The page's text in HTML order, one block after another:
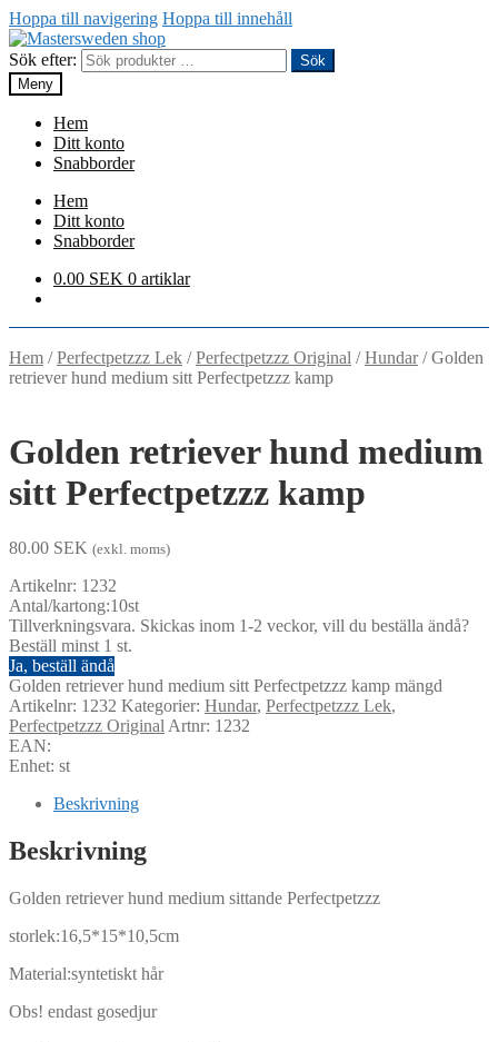
Hoppa till navigering Hoppa till innehåll
Sök efter:
Sök
Meny
Hem
Ditt konto
Snabborder
Hem
Ditt konto
Snabborder
0.00 SEK 0 artiklar
Hem /Perfectpetzzz Lek /Perfectpetzzz Original /Hundar/Golden
retriever hund medium sitt Perfectpetzzz kamp
Golden retriever hund medium
sitt Perfectpetzzz kamp
80.00 SEK (exkl. moms)
Artikelnr: 1232
Antal/kartong:10st
Tillverkningsvara. Skickas inom 1-2 veckor, vill du beställa ändå?
Beställ minst 1 st.
Ja, beställ ändå
Golden retriever hund medium sitt Perfectpetzzz kamp mängd
Artikelnr: 1232 Kategorier: Hundar, Perfectpetzzz Lek,
Perfectpetzzz Original Artnr: 1232
EAN:
Enhet: st
Beskrivning
Beskrivning
Golden retriever hund medium sittande Perfectpetzzz
storlek:16,5*15*10,5cm
Material:syntetiskt hår
Obs! endast gosedjur